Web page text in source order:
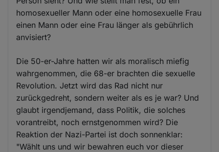
homosexueller Mann oder eine homosexuelle Frau
einen Mann oder eine Frau länger als gebührlich
anvisiert?
Die 50-er-Jahre hatten wir als moralisch miefig
wahrgenommen, die 68-er brachten die sexuelle
Revolution. Jetzt wird das Rad nicht nur
zurückgedreht, sondern weiter als es je war? Und
glaubt irgendjemand, dass Politik, die solches
vorantreibt, noch ernstgenommen wird? Die
Reaktion der Nazi-Partei ist doch sonnenklar:
"Wählt uns und wir bewahren euch vor dieser